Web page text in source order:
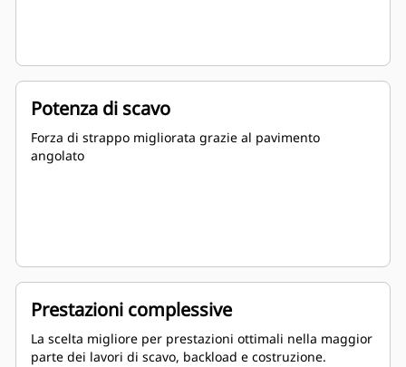
Potenza di scavo
Forza di strappo migliorata grazie al pavimento
angolato
Prestazioni complessive
La scelta migliore per prestazioni ottimali nella maggior
parte dei lavori di scavo, backload e costruzione.